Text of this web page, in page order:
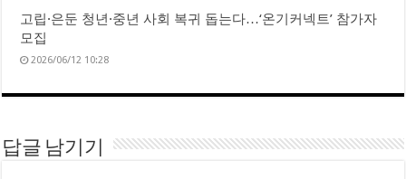
고립·은둔 청년·중년 사회 복귀 돕는다…‘온기커넥트’ 참가자
모집
2026/06/12 10:28
답글 남기기